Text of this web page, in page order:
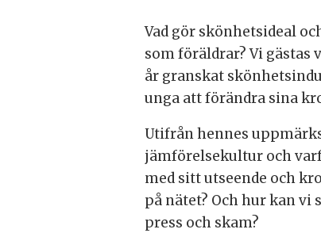
Vad gör skönhetsideal
som föräldrar? Vi gästas
år granskat
unga att förändra sina
Utifrån hennes
jämförelsekultur och
med sitt utseende och
på nätet? Och hur kan
press och skam?